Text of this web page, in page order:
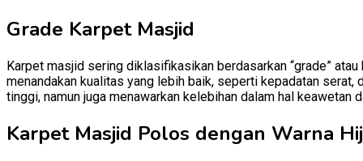
Grade Karpet Masjid
Karpet masjid sering diklasifikasikan berdasarkan “grade”
menandakan kualitas yang lebih baik, seperti kepadatan
tinggi, namun juga menawarkan kelebihan dalam hal keawetan
Karpet Masjid Polos dengan Warna